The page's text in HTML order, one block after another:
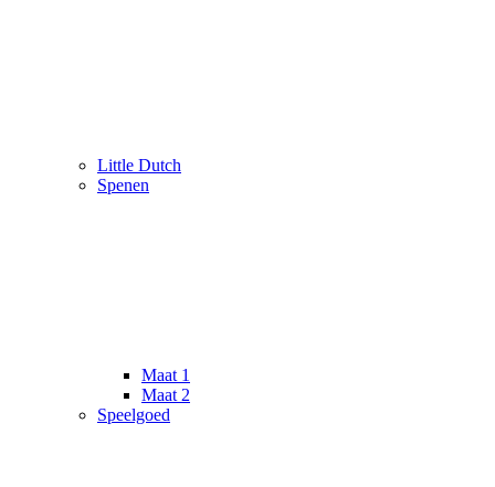
Little Dutch
Spenen
Maat 1
Maat 2
Speelgoed